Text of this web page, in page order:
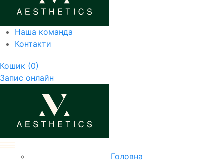
Наша команда
Контакти
Кошик (0)
Запис онлайн
Головна